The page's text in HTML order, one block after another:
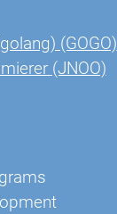
(GOGO)
(JNOO)